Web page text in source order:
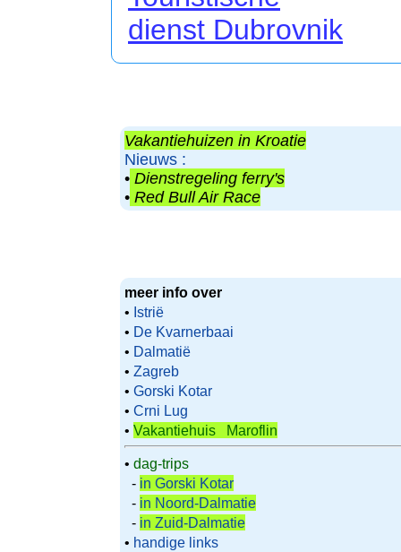
dienst Dubrovnik
Vakantiehuizen in Kroatie
Nieuws :
• Dienstregeling ferry's
• Red Bull Air Race
meer info over
• Istrië
• De Kvarnerbaai
• Dalmatië
• Zagreb
• Gorski Kotar
• Crni Lug
• Vakantiehuis Maroflin
• dag-trips
- in Gorski Kotar
- in Noord-Dalmatie
- in Zuid-Dalmatie
• handige links